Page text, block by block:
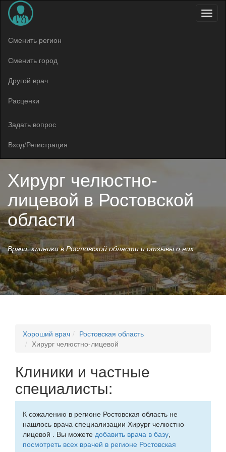
Меню
Сменить регион
Сменить город
Другой врач
Расценки
Задать вопрос
Вход/Регистрация
Хирург челюстно-
лицевой в Ростовской
области
Врачи, клиники в Ростовской области и отзывы о них
Хороший врач
Ростовская область
Хирург челюстно-лицевой
Клиники и частные
специалисты:
К сожалению в регионе Ростовская область не
нашлось врача специализации Хирург челюстно-
лицевой . Вы можете добавить врача в базу,
посмотреть всех врачей в регионе Ростовская